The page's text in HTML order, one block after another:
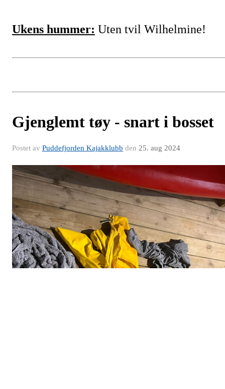
Ukens hummer: Uten tvil Wilhelmine!
Gjenglemt tøy - snart i bosset
Postet av Puddefjorden Kajakklubb den 25. aug 2024